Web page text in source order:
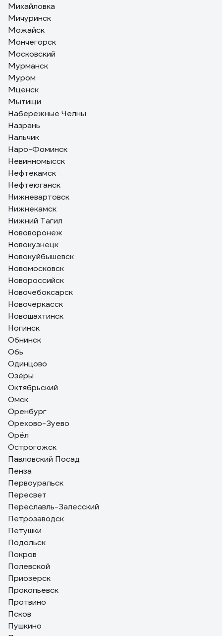
Михайловка
Мичуринск
Можайск
Мончегорск
Московский
Мурманск
Муром
Мценск
Мытищи
Набережные Челны
Назрань
Нальчик
Наро-Фоминск
Невинномысск
Нефтекамск
Нефтеюганск
Нижневартовск
Нижнекамск
Нижний Тагил
Нововоронеж
Новокузнецк
Новокуйбышевск
Новомосковск
Новороссийск
Новочебоксарск
Новочеркасск
Новошахтинск
Ногинск
Обнинск
Обь
Одинцово
Озёры
Октябрьский
Омск
Оренбург
Орехово-Зуево
Орёл
Острогожск
Павловский Посад
Пенза
Первоуральск
Пересвет
Переславль-Залесский
Петрозаводск
Петушки
Подольск
Покров
Полевской
Приозерск
Прокопьевск
Протвино
Псков
Пушкино